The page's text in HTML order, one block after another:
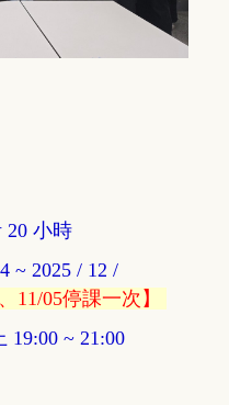
20 小時
~ 2025 / 12 /
11/05停課一次】
19:00 ~ 21:00